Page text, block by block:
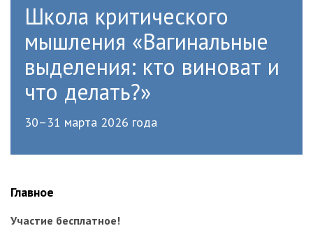
Школа критического
мышления «Вагинальные
выделения: кто виноват и
что делать?»
30–31 марта 2026 года
Главное
Участие бесплатное!